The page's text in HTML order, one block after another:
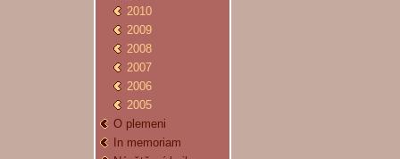
2010
2009
2008
2007
2006
2005
O plemeni
In memoriam